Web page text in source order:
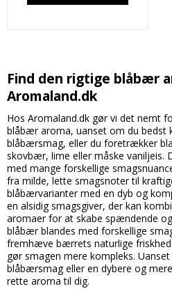
Find den rigtige blåbær
Aromaland.dk
Hos Aromaland.dk gør vi det nemt
blåbær aroma, uanset om du bedst
blåbærsmag, eller du foretrækker
skovbær, lime eller måske vaniljeis.
med mange forskellige
fra milde, lette smagsnoter til
blåbærvarianter med en dyb og
en alsidig smagsgiver, der kan
aromaer for at skabe spændende
blåbær blandes med forskellige
fremhæve bærrets naturlige
gør smagen mere kompleks.
blåbærsmag eller en dybere og
rette aroma til dig.